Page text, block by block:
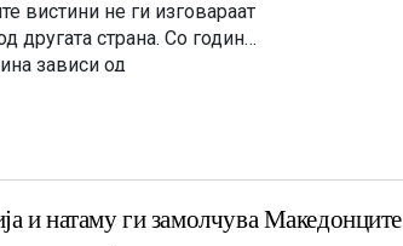
вистини не ги изговараат
другата страна. Со години
зависи од
Договорот за
и натаму ги замолчува Македонците